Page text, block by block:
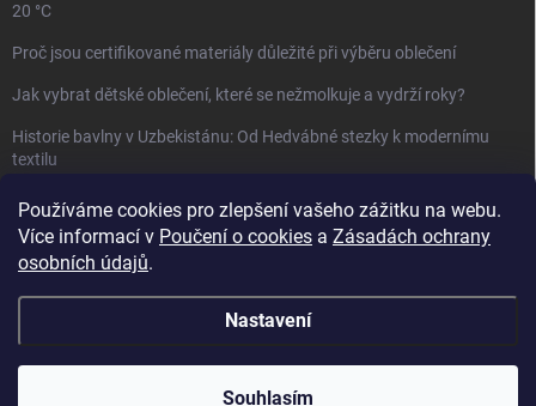
Používáme cookies pro zlepšení vašeho zážitku na webu.
Více informací v Poučení o cookies a Zásadách ochrany
osobních údajů.
Nastavení
Souhlasím
20 °C
Proč jsou certifikované materiály důležité při výběru oblečení
Jak vybrat dětské oblečení, které se nežmolkuje a vydrží roky?
Historie bavlny v Uzbekistánu: Od Hedvábné stezky k modernímu
textilu
Mamazone |
Copyright 2026Winkiki. Všechna práva vyhrazena.Upravit nastavení
cookies